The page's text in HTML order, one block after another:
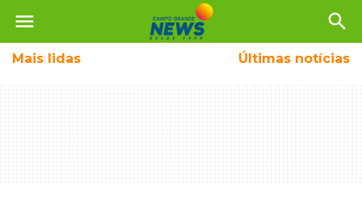
menu search
Mais lidas Últimas notícias